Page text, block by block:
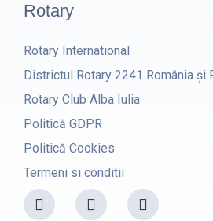
Rotary
Rotary International
Districtul Rotary 2241 România și
Rotary Club Alba Iulia
Politică GDPR
Politică Cookies
Termeni si conditii
F
a
I
n
Y
o